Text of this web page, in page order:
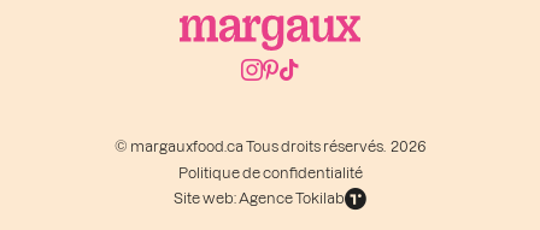
© margauxfood.ca Tous droits réservés. 2026
Politique de confidentialité
Site web: Agence Tokilab